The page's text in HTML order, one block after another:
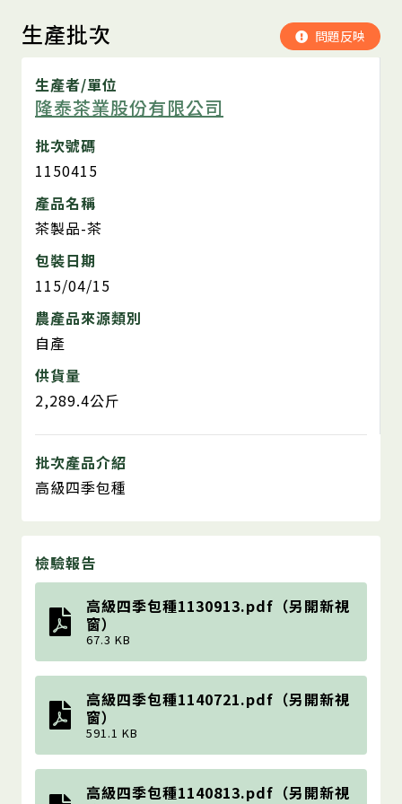
生產批次 問題反映
生產者/單位
隆泰茶業股份有限公司
批次號碼
1150415
產品名稱
茶製品-茶
包裝日期
115/04/15
農產品來源類別
自產
供貨量
2,289.4公斤
批次產品介紹
高級四季包種
檢驗報告
高級四季包種1130913.pdf（另開新視
窗）
67.3 KB
高級四季包種1140721.pdf（另開新視
窗）
591.1 KB
高級四季包種1140813.pdf（另開新視